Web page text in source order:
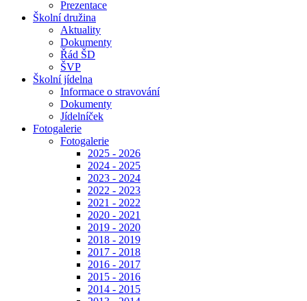
Prezentace
Školní družina
Aktuality
Dokumenty
Řád ŠD
ŠVP
Školní jídelna
Informace o stravování
Dokumenty
Jídelníček
Fotogalerie
Fotogalerie
2025 - 2026
2024 - 2025
2023 - 2024
2022 - 2023
2021 - 2022
2020 - 2021
2019 - 2020
2018 - 2019
2017 - 2018
2016 - 2017
2015 - 2016
2014 - 2015